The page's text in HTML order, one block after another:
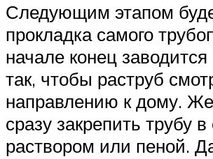
Следующим этапом
прокладка самого
начале конец
так, чтобы раструб
направлению к дому.
сразу закрепить трубу в
раствором или пеной.